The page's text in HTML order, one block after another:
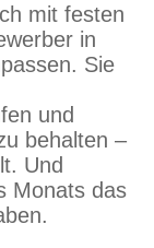
mit festen
in
Sie
und
behalten –
Und
Monats das